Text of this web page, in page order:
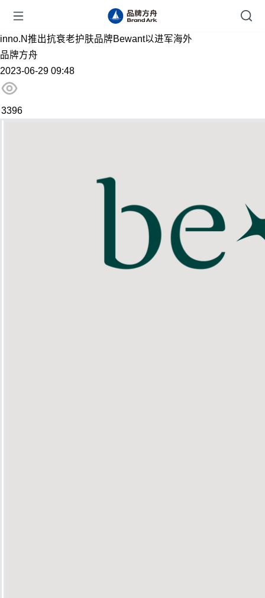
inno.N推出抗衰老护肤品牌Bewant以进军海外
品牌方舟
2023-06-29 09:48
3396